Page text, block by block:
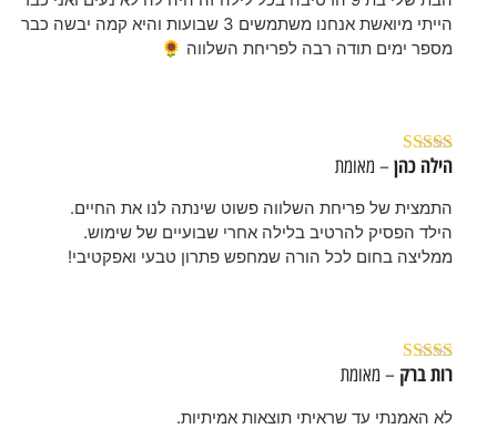
הייתי מיואשת אנחנו משתמשים 3 שבועות והיא קמה יבשה כבר
מספר ימים תודה רבה לפריחת השלווה 🌻
דורג 5מתוך 5הילה כהן– מאומת
התמצית של פריחת השלווה פשוט שינתה לנו את החיים.
הילד הפסיק להרטיב בלילה אחרי שבועיים של שימוש.
ממליצה בחום לכל הורה שמחפש פתרון טבעי ואפקטיבי!
דורג5מתוך 5רות ברק – מאומת
לא האמנתי עד שראיתי תוצאות אמיתיות.